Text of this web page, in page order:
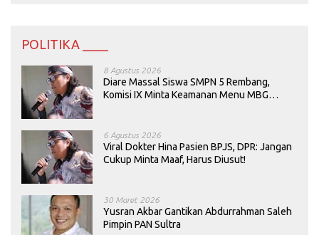
POLITIKA ____
8 Agustus 2026
Diare Massal Siswa SMPN 5 Rembang,
Komisi IX Minta Keamanan Menu MBG
6 Agustus 2026
Viral Dokter Hina Pasien BPJS, DPR: Jangan
Cukup Minta Maaf, Harus Diusut!
30 Maret 2026
Yusran Akbar Gantikan Abdurrahman Saleh
Pimpin PAN Sultra